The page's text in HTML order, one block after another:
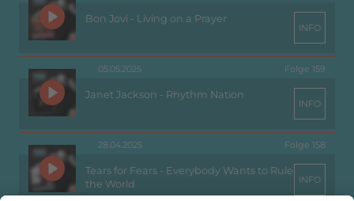
Bon Jovi - Living on a Prayer
INFO
05.05.2025 Folge 159
Janet Jackson - Rhythm Nation
INFO
28.04.2025 Folge 158
Tears for Fears - Everybody Wants to Rule
the World
INFO